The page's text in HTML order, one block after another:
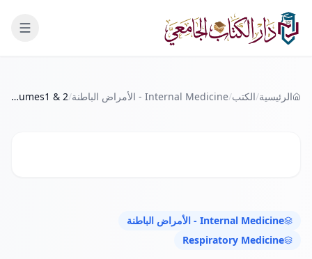
الرئيسية/الكتب/Internal Medicine - الأمراض الباطنة /
Khalil's Handbook of Pulmonology Volumes1 & 2
Internal Medicine - الأمراض الباطنة
Respiratory Medicine